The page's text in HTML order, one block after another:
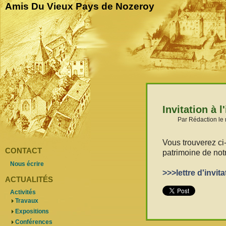
Amis Du Vieux Pays de Nozeroy
Invitation à
Par Rédaction le
Vous trouverez
patrimoine de
>>>lettre
CONTACT
Nous écrire
ACTUALITÉS
Activités
Travaux
Expositions
Conférences